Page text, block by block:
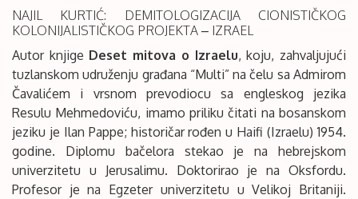
NAJIL KURTIĆ: DEMITOLOGIZACIJA CIONISTIČKOG
KOLONIJALISTIČKOG PROJEKTA – IZRAEL
Autor knjige Deset mitova o Izraelu, koju, zahvaljujući
tuzlanskom udruženju građana “Multi” na čelu sa Admirom
Čavalićem i vrsnom prevodiocu sa engleskog jezika
Resulu Mehmedoviću, imamo priliku čitati na bosanskom
jeziku je Ilan Pappe; historičar rođen u Haifi (Izraelu) 1954.
godine. Diplomu bačelora stekao je na hebrejskom
univerzitetu u Jerusalimu. Doktorirao je na Oksfordu.
Profesor je na Egzeter univerzitetu u Velikoj Britaniji.